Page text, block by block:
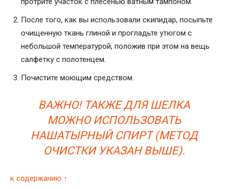
После того, как вы использовали скипидар, посыпьте
очищенную ткань глиной и прогладьте утюгом с
небольшой температурой, положив при этом на вещь
салфетку с полотенцем.
Почистите моющим средством.
ВАЖНО! ТАКЖЕ ДЛЯ ШЕЛКА
МОЖНО ИСПОЛЬЗОВАТЬ
НАШАТЫРНЫЙ СПИРТ (МЕТОД
ОЧИСТКИ УКАЗАН ВЫШЕ).
к содержанию ↑